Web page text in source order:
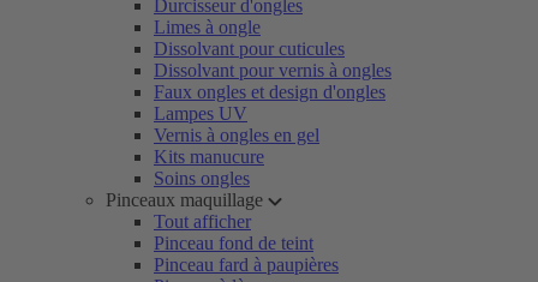
Durcisseur d'ongles
Limes à ongle
Dissolvant pour cuticules
Dissolvant pour vernis à ongles
Faux ongles et design d'ongles
Lampes UV
Vernis à ongles en gel
Kits manucure
Soins ongles
Pinceaux maquillage
Tout afficher
Pinceau fond de teint
Pinceau fard à paupières